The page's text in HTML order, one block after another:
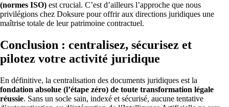
(normes ISO) est crucial. C’est d’ailleurs l’approche que nous
privilégions chez Doksure pour offrir aux directions juridiques une
maîtrise totale de leur patrimoine contractuel.
Conclusion : centralisez, sécurisez et
pilotez votre activité juridique
En définitive, la centralisation des documents juridiques est la
fondation absolue (l’étape zéro) de toute transformation légale
réussie. Sans un socle sain, indexé et sécurisé, aucune tentative